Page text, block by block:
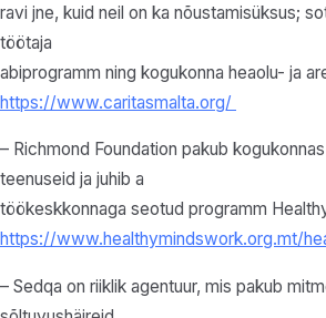
ravi jne, kuid neil on ka nõustamisüksus;
töötaja
abiprogramm ning kogukonna heaolu- ja
https://www.caritasmalta.org/
– Richmond Foundation pakub
teenuseid ja juhib a
töökeskkonnaga seotud programm
https://www.healthymindswork.org.mt/
– Sedqa on riiklik agentuur, mis pakub